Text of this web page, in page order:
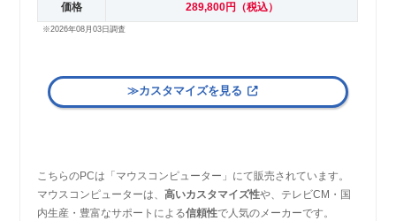
価格 289,800円（税込）
※2026年08月03日調査
≫カスタマイズを見る
こちらのPCは「マウスコンピューター」にて販売されています。
マウスコンピューターは、高いカスタマイズ性や、テレビCM・国
内生産・豊富なサポートによる信頼性で人気のメーカーです。